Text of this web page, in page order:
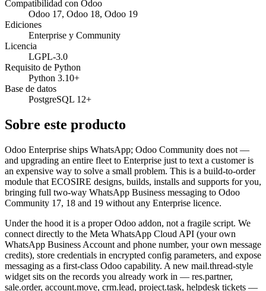
Compatibilidad con Odoo
Odoo 17, Odoo 18, Odoo 19
Ediciones
Enterprise y Community
Licencia
LGPL-3.0
Requisito de Python
Python 3.10+
Base de datos
PostgreSQL 12+
Sobre este producto
Odoo Enterprise ships WhatsApp; Odoo Community does not —
and upgrading an entire fleet to Enterprise just to text a customer is
an expensive way to solve a small problem. This is a build-to-order
module that ECOSIRE designs, builds, installs and supports for you,
bringing full two-way WhatsApp Business messaging to Odoo
Community 17, 18 and 19 without any Enterprise licence.
Under the hood it is a proper Odoo addon, not a fragile script. We
connect directly to the Meta WhatsApp Cloud API (your own
WhatsApp Business Account and phone number, your own message
credits), store credentials in encrypted config parameters, and expose
messaging as a first-class Odoo capability. A new mail.thread-style
widget sits on the records you already work in — res.partner,
sale.order, account.move, crm.lead, project.task, helpdesk tickets —